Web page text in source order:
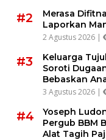
#2
Merasa
Laporkan
2 Agustus 2026 |
#3
Keluarga
Soroti
Bebaskan
3 Agustus 2026 |
#4
Yoseph
Pergub BBM
Alat Tagih